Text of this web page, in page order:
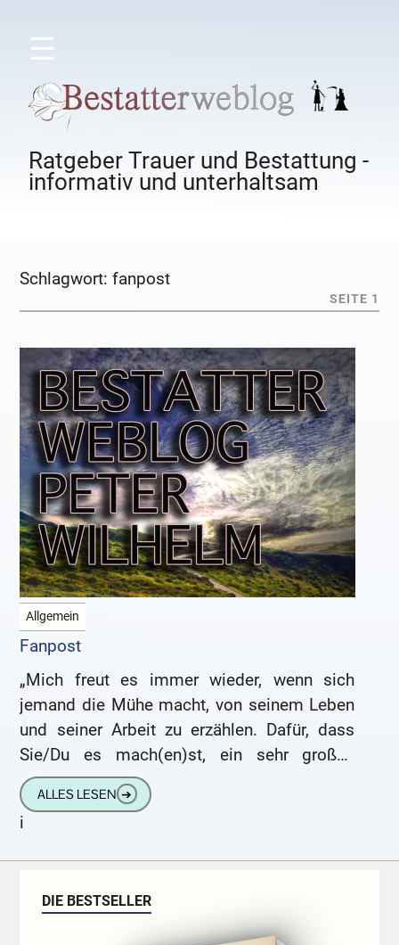
☰
Ratgeber Trauer und Bestattung -
informativ und unterhaltsam
Schlagwort:fanpost
SEITE 1
Allgemein
Fanpost
„Mich freut es immer wieder, wenn sich
jemand die Mühe macht, von seinem Leben
und seiner Arbeit zu erzählen. Dafür, dass
Sie/Du es mach(en)st, ein sehr großes
Danke. Ich lese
ALLES LESEN ➔
i
DIE BESTSELLER